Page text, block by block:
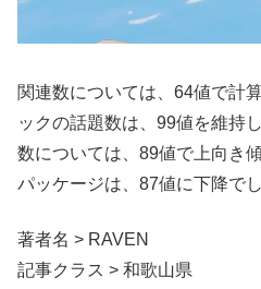
関連数については、64値で計
ックの話題数は、99値を維持
数については、89値で上向き
パッケージは、87値に下降でし
著者名 > RAVEN
記事クラス > 和歌山県